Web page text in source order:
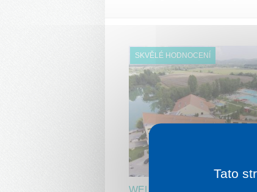
SKVĚLÉ HODNOCENÍ
WELLNESS HOTEL PATINCE
Tato